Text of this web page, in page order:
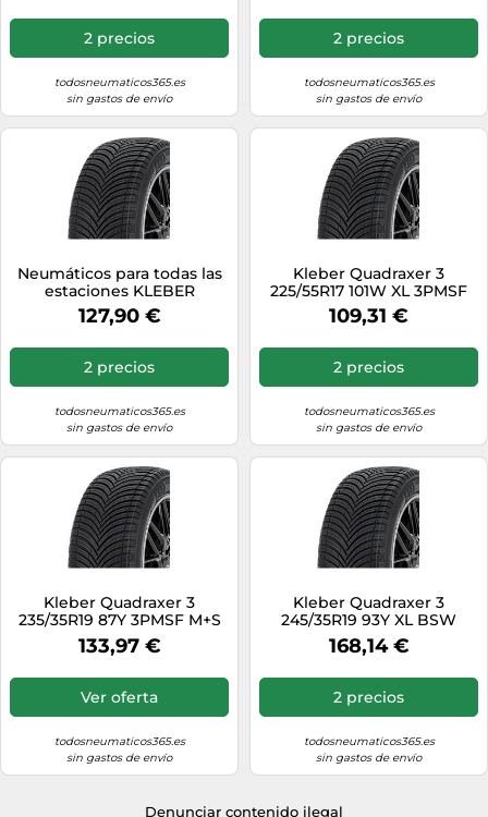
2 precios
todosneumaticos365.es
sin gastos de envío
2 precios
todosneumaticos365.es
sin gastos de envío
Neumáticos para todas las
estaciones KLEBER
Quadraxer3 245/45R18 XL
100V
127,90 €
2 precios
todosneumaticos365.es
sin gastos de envío
Kleber Quadraxer 3
225/55R17 101W XL 3PMSF
109,31 €
2 precios
todosneumaticos365.es
sin gastos de envío
Kleber Quadraxer 3
235/35R19 87Y 3PMSF M+S
133,97 €
Ver oferta
todosneumaticos365.es
sin gastos de envío
Kleber Quadraxer 3
245/35R19 93Y XL BSW
3PMSF
168,14 €
2 precios
todosneumaticos365.es
sin gastos de envío
Denunciar contenido ilegal